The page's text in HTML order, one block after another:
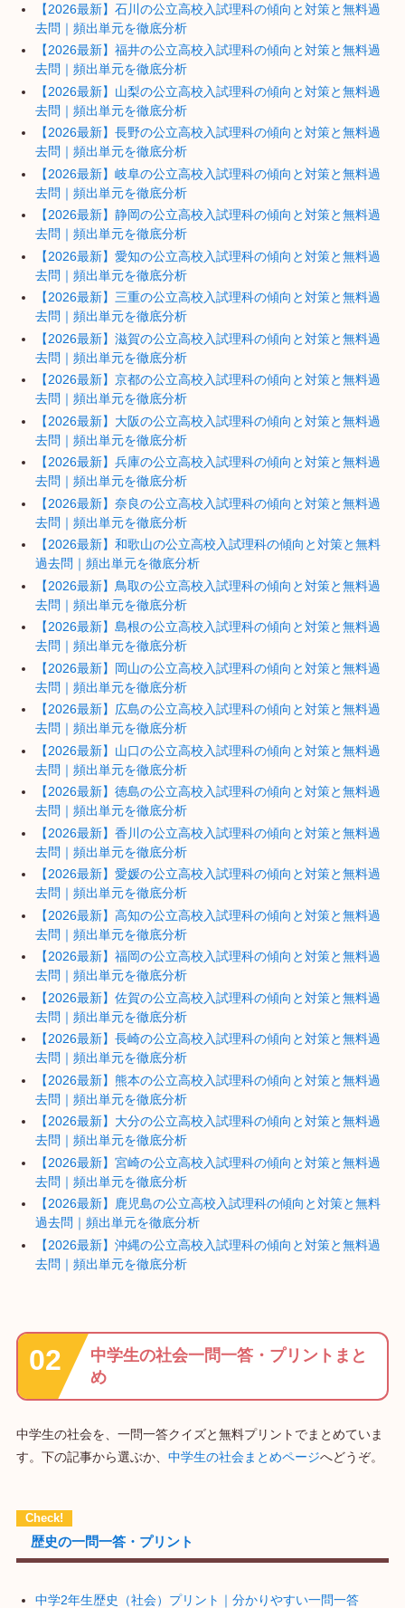
【2026最新】石川の公立高校入試理科の傾向と対策と無料過
去問｜頻出単元を徹底分析
【2026最新】福井の公立高校入試理科の傾向と対策と無料過
去問｜頻出単元を徹底分析
【2026最新】山梨の公立高校入試理科の傾向と対策と無料過
去問｜頻出単元を徹底分析
【2026最新】長野の公立高校入試理科の傾向と対策と無料過
去問｜頻出単元を徹底分析
【2026最新】岐阜の公立高校入試理科の傾向と対策と無料過
去問｜頻出単元を徹底分析
【2026最新】静岡の公立高校入試理科の傾向と対策と無料過
去問｜頻出単元を徹底分析
【2026最新】愛知の公立高校入試理科の傾向と対策と無料過
去問｜頻出単元を徹底分析
【2026最新】三重の公立高校入試理科の傾向と対策と無料過
去問｜頻出単元を徹底分析
【2026最新】滋賀の公立高校入試理科の傾向と対策と無料過
去問｜頻出単元を徹底分析
【2026最新】京都の公立高校入試理科の傾向と対策と無料過
去問｜頻出単元を徹底分析
【2026最新】大阪の公立高校入試理科の傾向と対策と無料過
去問｜頻出単元を徹底分析
【2026最新】兵庫の公立高校入試理科の傾向と対策と無料過
去問｜頻出単元を徹底分析
【2026最新】奈良の公立高校入試理科の傾向と対策と無料過
去問｜頻出単元を徹底分析
【2026最新】和歌山の公立高校入試理科の傾向と対策と無料
過去問｜頻出単元を徹底分析
【2026最新】鳥取の公立高校入試理科の傾向と対策と無料過
去問｜頻出単元を徹底分析
【2026最新】島根の公立高校入試理科の傾向と対策と無料過
去問｜頻出単元を徹底分析
【2026最新】岡山の公立高校入試理科の傾向と対策と無料過
去問｜頻出単元を徹底分析
【2026最新】広島の公立高校入試理科の傾向と対策と無料過
去問｜頻出単元を徹底分析
【2026最新】山口の公立高校入試理科の傾向と対策と無料過
去問｜頻出単元を徹底分析
【2026最新】徳島の公立高校入試理科の傾向と対策と無料過
去問｜頻出単元を徹底分析
【2026最新】香川の公立高校入試理科の傾向と対策と無料過
去問｜頻出単元を徹底分析
【2026最新】愛媛の公立高校入試理科の傾向と対策と無料過
去問｜頻出単元を徹底分析
【2026最新】高知の公立高校入試理科の傾向と対策と無料過
去問｜頻出単元を徹底分析
【2026最新】福岡の公立高校入試理科の傾向と対策と無料過
去問｜頻出単元を徹底分析
【2026最新】佐賀の公立高校入試理科の傾向と対策と無料過
去問｜頻出単元を徹底分析
【2026最新】長崎の公立高校入試理科の傾向と対策と無料過
去問｜頻出単元を徹底分析
【2026最新】熊本の公立高校入試理科の傾向と対策と無料過
去問｜頻出単元を徹底分析
【2026最新】大分の公立高校入試理科の傾向と対策と無料過
去問｜頻出単元を徹底分析
【2026最新】宮崎の公立高校入試理科の傾向と対策と無料過
去問｜頻出単元を徹底分析
【2026最新】鹿児島の公立高校入試理科の傾向と対策と無料
過去問｜頻出単元を徹底分析
【2026最新】沖縄の公立高校入試理科の傾向と対策と無料過
去問｜頻出単元を徹底分析
中学生の社会一問一答・プリントまと
め
中学生の社会を、一問一答クイズと無料プリントでまとめていま
す。下の記事から選ぶか、 中学生の社会まとめページへどうぞ。
歴史の一問一答・プリント
中学2年生歴史（社会）プリント｜分かりやすい一問一答